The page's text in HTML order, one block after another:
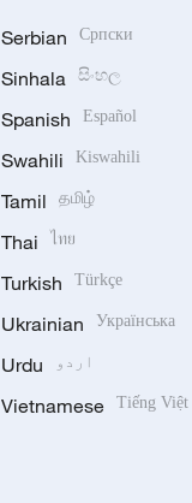
Serbian Српски
Sinhala සිංහල
Spanish Español
Swahili Kiswahili
Tamil தமிழ்
Thai ไทย
Turkish Türkçe
Ukrainian Українська
Urdu اردو
Vietnamese Tiếng Việt